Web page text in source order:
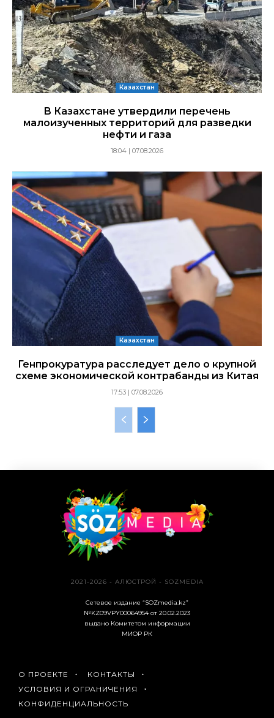
Казахстан
В Казахстане утвердили перечень
малоизученных территорий для разведки
нефти и газа
18:04 | 07.08.2026
Казахстан
Генпрокуратура расследует дело о крупной
схеме экономической контрабанды из Китая
17:53 | 07.08.2026
2021-2026 - АЛЮСТРОЙ - SOZMEDIA
Сетевое издание “SOZmedia.kz”
№KZ09VPY00064954 от 20.02.2023
выдано Комитетом информации
МИОР РК
О ПРОЕКТЕ
КОНТАКТЫ
УСЛОВИЯ И ОГРАНИЧЕНИЯ
КОНФИДЕНЦИАЛЬНОСТЬ